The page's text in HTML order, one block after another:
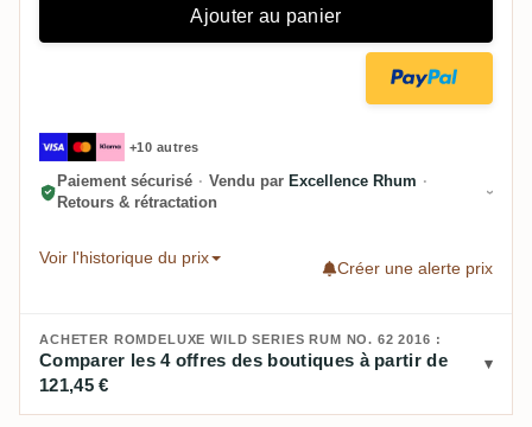
Ajouter au panier
+10 autres
Paiement sécurisé · Vendu par Excellence Rhum ·
Retours & rétractation
Voir l'historique du prix
Créer une alerte prix
ACHETER ROMDELUXE WILD SERIES RUM NO. 62 2016 :
Comparer les 4 offres des boutiques à partir de
121,45 €